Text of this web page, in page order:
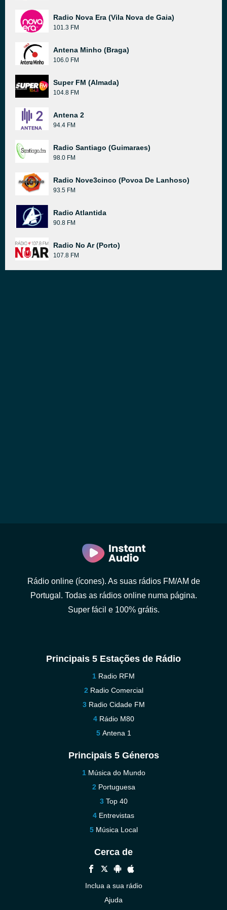
Radio Nova Era (Vila Nova de Gaia)
101.3 FM
Antena Minho (Braga)
106.0 FM
Super FM (Almada)
104.8 FM
Antena 2
94.4 FM
Radio Santiago (Guimaraes)
98.0 FM
Radio Nove3cinco (Povoa De Lanhoso)
93.5 FM
Radio Atlantida
90.8 FM
Radio No Ar (Porto)
107.8 FM
Rádio online (ícones). As suas rádios FM/AM de
Portugal. Todas as rádios online numa página.
Super fácil e 100% grátis.
Principais 5 Estações de Rádio
Radio RFM
Radio Comercial
Radio Cidade FM
Rádio M80
Antena 1
Principais 5 Géneros
Música do Mundo
Portuguesa
Top 40
Entrevistas
Música Local
Cerca de
Inclua a sua rádio
Ajuda